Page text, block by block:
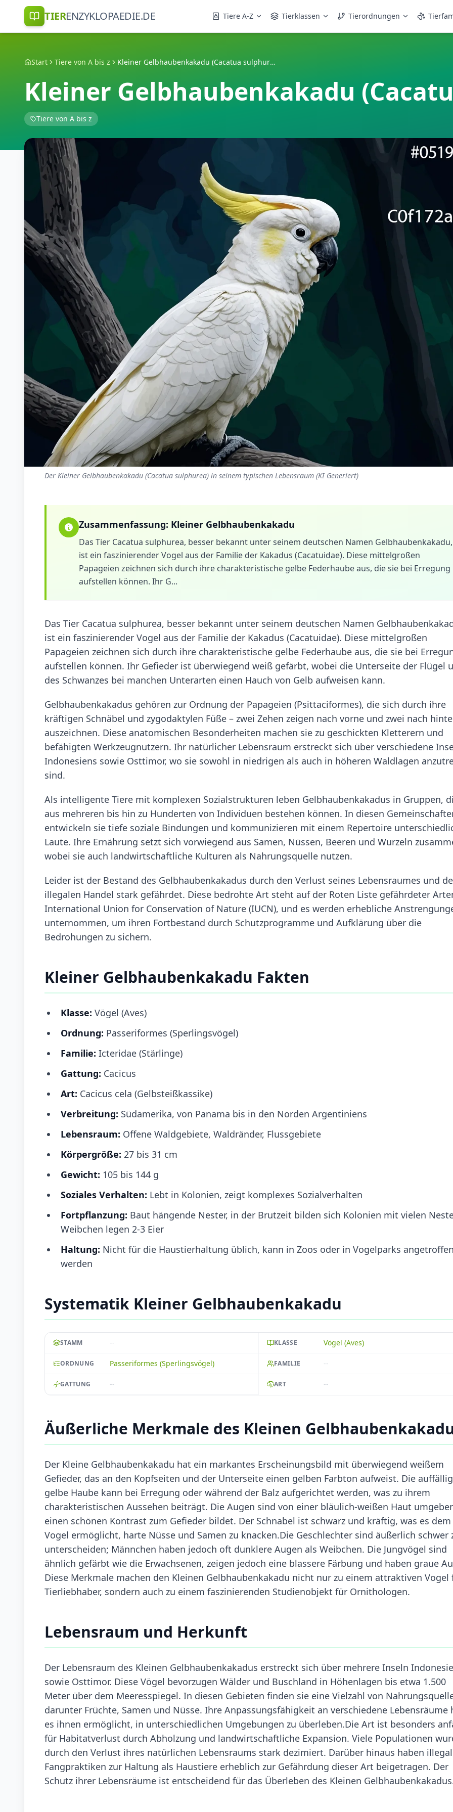
TIERENZYKLOPAEDIE.DE Tiere A-Z Tierklassen Tierordnungen
Start Tiere von A bis z Kleiner Gelbhaubenkakadu (Cacatua sulphurea)
Kleiner Gelbhaubenkakadu
Tiere von A bis z
Der Kleiner Gelbhaubenkakadu (Cacatua sulphurea) in seinem typischen Lebensraum (KI Generiert)
Zusammenfassung: Kleiner Gelbhaubenkakadu
Das Tier Cacatua sulphurea, besser bekannt unter seinem deutschen Namen Gelbhaubenkakadu,
ist ein faszinierender Vogel aus der Familie der Kakadus (Cacatuidae). Diese mittelgroßen
Papageien zeichnen sich durch ihre charakteristische gelbe Federhaube aus, die sie bei Erregung
aufstellen können. Ihr G...
Das Tier Cacatua sulphurea, besser bekannt unter seinem deutschen Namen
ist ein faszinierender Vogel aus der Familie der Kakadus (Cacatuidae). Diese mittelgroßen
Papageien zeichnen sich durch ihre charakteristische gelbe Federhaube aus, die sie bei
aufstellen können. Ihr Gefieder ist überwiegend weiß gefärbt, wobei die Unterseite der Flügel
des Schwanzes bei manchen Unterarten einen Hauch von Gelb aufweisen kann.
Gelbhaubenkakadus gehören zur Ordnung der Papageien (Psittaciformes), die sich durch ihre
kräftigen Schnäbel und zygodaktylen Füße – zwei Zehen zeigen nach vorne und zwei nach
auszeichnen. Diese anatomischen Besonderheiten machen sie zu geschickten Kletterern und
befähigten Werkzeugnutzern. Ihr natürlicher Lebensraum erstreckt sich über verschiedene
Indonesiens sowie Osttimor, wo sie sowohl in niedrigen als auch in höheren Waldlagen
sind.
Als intelligente Tiere mit komplexen Sozialstrukturen leben Gelbhaubenkakadus in Gruppen,
aus mehreren bis hin zu Hunderten von Individuen bestehen können. In diesen
entwickeln sie tiefe soziale Bindungen und kommunizieren mit einem Repertoire
Laute. Ihre Ernährung setzt sich vorwiegend aus Samen, Nüssen, Beeren und Wurzeln
wobei sie auch landwirtschaftliche Kulturen als Nahrungsquelle nutzen.
Leider ist der Bestand des Gelbhaubenkakadus durch den Verlust seines Lebensraumes und
illegalen Handel stark gefährdet. Diese bedrohte Art steht auf der Roten Liste gefährdeter
International Union for Conservation of Nature (IUCN), und es werden erhebliche
unternommen, um ihren Fortbestand durch Schutzprogramme und Aufklärung über die
Bedrohungen zu sichern.
Kleiner Gelbhaubenkakadu Fakten
Klasse: Vögel (Aves)
Ordnung: Passeriformes (Sperlingsvögel)
Familie: Icteridae (Stärlinge)
Gattung: Cacicus
Art: Cacicus cela (Gelbsteißkassike)
Verbreitung: Südamerika, von Panama bis in den Norden Argentiniens
Lebensraum: Offene Waldgebiete, Waldränder, Flussgebiete
Körpergröße: 27 bis 31 cm
Gewicht: 105 bis 144 g
Soziales Verhalten: Lebt in Kolonien, zeigt komplexes Sozialverhalten
Fortpflanzung: Baut hängende Nester, in der Brutzeit bilden sich Kolonien mit vielen
Weibchen legen 2-3 Eier
Haltung: Nicht für die Haustierhaltung üblich, kann in Zoos oder in Vogelparks
werden
Systematik Kleiner Gelbhaubenkakadu
STAMM -- KLASSE Vögel (Aves)
ORDNUNG Passeriformes (Sperlingsvögel) FAMILIE --
GATTUNG -- ART --
Äußerliche Merkmale des Kleinen
Der Kleine Gelbhaubenkakadu hat ein markantes Erscheinungsbild mit überwiegend weißem
Gefieder, das an den Kopfseiten und der Unterseite einen gelben Farbton aufweist. Die
gelbe Haube kann bei Erregung oder während der Balz aufgerichtet werden, was zu ihrem
charakteristischen Aussehen beiträgt. Die Augen sind von einer bläulich-weißen Haut
einen schönen Kontrast zum Gefieder bildet. Der Schnabel ist schwarz und kräftig, was es dem
Vogel ermöglicht, harte Nüsse und Samen zu knacken.Die Geschlechter sind äußerlich schwer
unterscheiden; Männchen haben jedoch oft dunklere Augen als Weibchen. Die Jungvögel sind
ähnlich gefärbt wie die Erwachsenen, zeigen jedoch eine blassere Färbung und haben graue
Diese Merkmale machen den Kleinen Gelbhaubenkakadu nicht nur zu einem attraktiven Vogel
Tierliebhaber, sondern auch zu einem faszinierenden Studienobjekt für Ornithologen.
Lebensraum und Herkunft
Der Lebensraum des Kleinen Gelbhaubenkakadus erstreckt sich über mehrere Inseln
sowie Osttimor. Diese Vögel bevorzugen Wälder und Buschland in Höhenlagen bis etwa 1.500
Meter über dem Meeresspiegel. In diesen Gebieten finden sie eine Vielzahl von
darunter Früchte, Samen und Nüsse. Ihre Anpassungsfähigkeit an verschiedene Lebensräume
es ihnen ermöglicht, in unterschiedlichen Umgebungen zu überleben.Die Art ist besonders
für Habitatverlust durch Abholzung und landwirtschaftliche Expansion. Viele Populationen
durch den Verlust ihres natürlichen Lebensraums stark dezimiert. Darüber hinaus haben
Fangpraktiken zur Haltung als Haustiere erheblich zur Gefährdung dieser Art beigetragen. Der
Schutz ihrer Lebensräume ist entscheidend für das Überleben des Kleinen